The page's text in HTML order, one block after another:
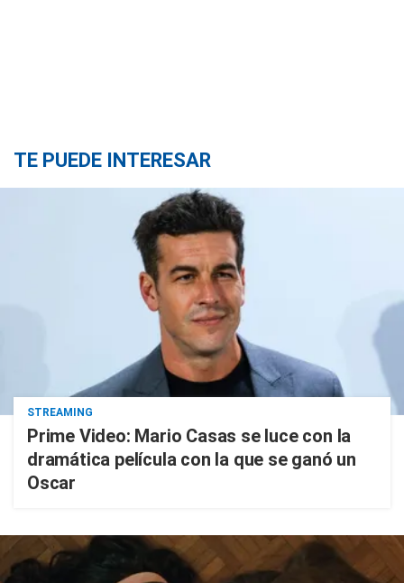
TE PUEDE INTERESAR
STREAMING
Prime Video: Mario Casas se luce con la
dramática película con la que se ganó un
Oscar